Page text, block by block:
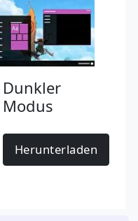
Dunkler
Modus
Herunterladen